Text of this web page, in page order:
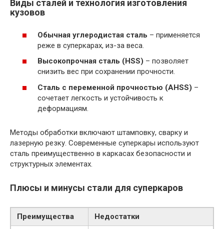
Виды сталей и технология изготовления
кузовов
Обычная углеродистая сталь – применяется
реже в суперкарах, из-за веса.
Высокопрочная сталь (HSS) – позволяет
снизить вес при сохранении прочности.
Сталь с переменной прочностью (AHSS) –
сочетает легкость и устойчивость к
деформациям.
Методы обработки включают штамповку, сварку и
лазерную резку. Современные суперкары используют
сталь преимущественно в каркасах безопасности и
структурных элементах.
Плюсы и минусы стали для суперкаров
Преимущества
Недостатки